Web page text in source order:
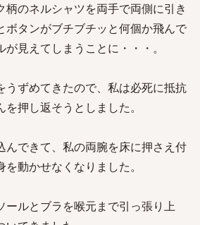
柄のネルシャツを両手で両側に引き
ボタンがブチブチッと何個か飛んで
見えてしまうことに・・・。
うずめてきたので、私は必死に抵抗
押し返そうとしました。
んできて、私の両腕を床に押さえ付
動かせなくなりました。
ールとブラを喉元まで引っ張り上